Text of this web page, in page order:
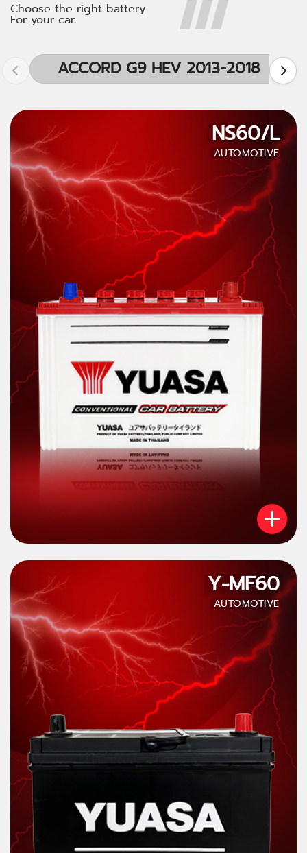
Choose the right battery
For your car.
ACCORD G9 HEV 2013-2018
NS60/L
AUTOMOTIVE
Y-MF60
AUTOMOTIVE